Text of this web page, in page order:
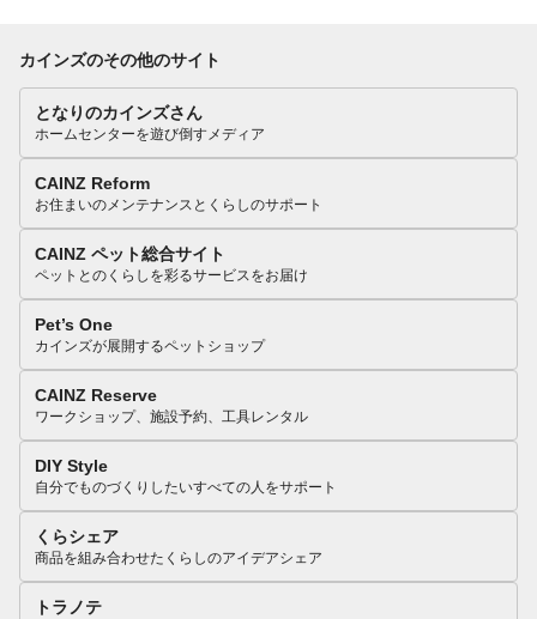
カインズのその他のサイト
となりのカインズさん
ホームセンターを遊び倒すメディア
CAINZ Reform
お住まいのメンテナンスとくらしのサポート
CAINZ ペット総合サイト
ペットとのくらしを彩るサービスをお届け
Pet’s One
カインズが展開するペットショップ
CAINZ Reserve
ワークショップ、施設予約、工具レンタル
DIY Style
自分でものづくりしたいすべての人をサポート
くらシェア
商品を組み合わせたくらしのアイデアシェア
トラノテ